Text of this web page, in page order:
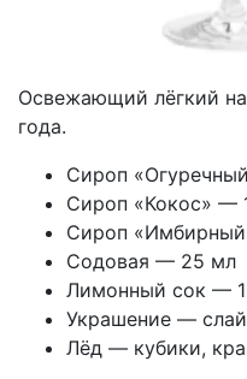
Освежающий лёгкий
года.
Сироп
Сироп «Кокос» —
Сироп
Содовая — 25 мл
Лимонный сок —
Украшение —
Лёд — кубики,